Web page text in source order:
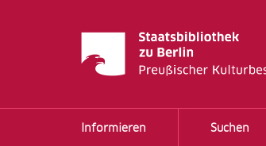
Informieren Suchen